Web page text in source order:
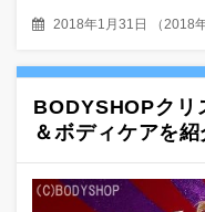
2018年1月31日 （2018
BODYSHOPクリ
＆ボディケアを紹